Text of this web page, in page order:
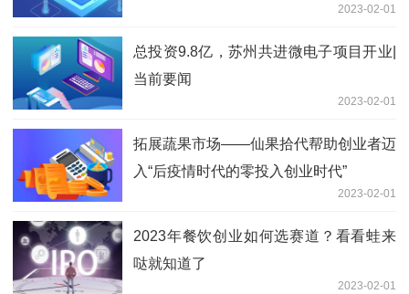
2023-02-01
总投资9.8亿，苏州共进微电子项目开业|
当前要闻
2023-02-01
拓展蔬果市场——仙果拾代帮助创业者迈
入“后疫情时代的零投入创业时代”
2023-02-01
2023年餐饮创业如何选赛道？看看蛙来
哒就知道了
2023-02-01